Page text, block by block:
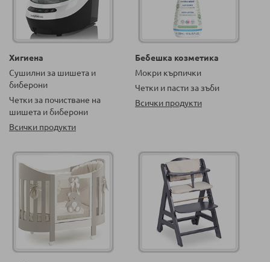
Хигиена
Сушилни за шишета и
биберони
Четки за почистване на
шишета и биберони
Всички продукти
Бебешка козметика
Мокри кърпички
Четки и пасти за зъби
Всички продукти